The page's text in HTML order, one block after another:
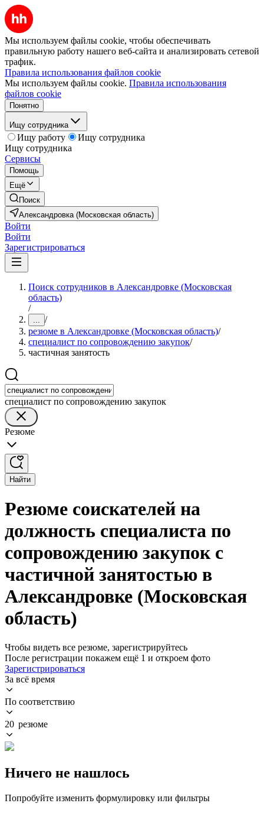
Мы используем файлы cookie, чтобы обеспечивать
правильную работу нашего веб-сайта и анализировать сетевой
трафик.
Правила использования файлов cookie
Мы используем файлы cookie. Правила использования
файлов cookie
Понятно
Ищу сотрудника
Ищу работу
Ищу сотрудника
Ищу сотрудника
Сервисы
Помощь
Ещё
Поиск
Александровка (Московская область)
Войти
Войти
Зарегистрироваться
Поиск сотрудников в Александровке (Московская
область)
/
... /
резюме в Александровке (Московская область)/
специалист по сопровождению закупок/
частичная занятость
специалист по сопровождению закупок
Резюме
Найти
Резюме соискателей на
должность специалиста по
сопровождению закупок с
частичной занятостью в
Александровке (Московская
область)
Чтобы видеть все резюме, зарегистрируйтесь
После регистрации покажем ещё 1 и откроем фото
Зарегистрироваться
За всё время
По соответствию
20 резюме
Ничего не нашлось
Попробуйте изменить формулировку или фильтры